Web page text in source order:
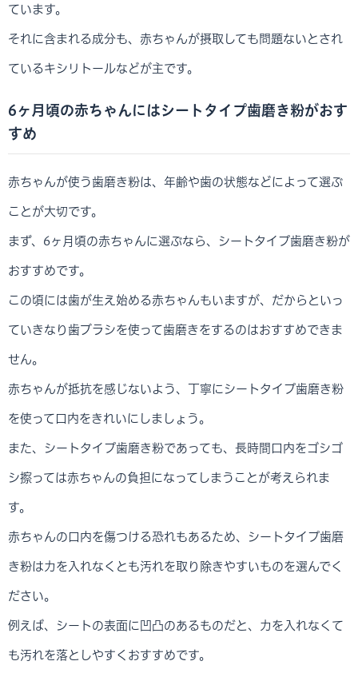
ています。
それに含まれる成分も、赤ちゃんが摂取しても問題ないとされ
ているキシリトールなどが主です。
6ヶ月頃の赤ちゃんにはシートタイプ歯磨き粉がおす
すめ
赤ちゃんが使う歯磨き粉は、年齢や歯の状態などによって選ぶ
ことが大切です。
まず、6ヶ月頃の赤ちゃんに選ぶなら、シートタイプ歯磨き粉が
おすすめです。
この頃には歯が生え始める赤ちゃんもいますが、だからといっ
ていきなり歯ブラシを使って歯磨きをするのはおすすめできま
せん。
赤ちゃんが抵抗を感じないよう、丁寧にシートタイプ歯磨き粉
を使って口内をきれいにしましょう。
また、シートタイプ歯磨き粉であっても、長時間口内をゴシゴ
シ擦っては赤ちゃんの負担になってしまうことが考えられま
す。
赤ちゃんの口内を傷つける恐れもあるため、シートタイプ歯磨
き粉は力を入れなくとも汚れを取り除きやすいものを選んでく
ださい。
例えば、シートの表面に凹凸のあるものだと、力を入れなくて
も汚れを落としやすくおすすめです。